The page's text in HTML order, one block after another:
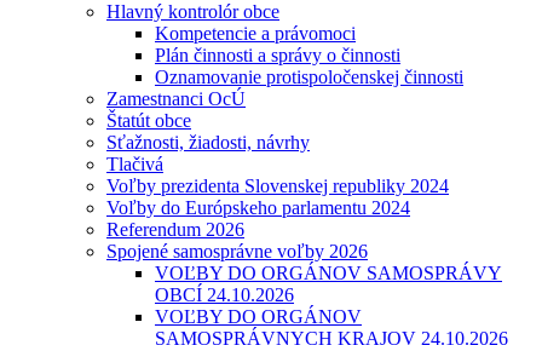
Hlavný kontrolór obce
Kompetencie a právomoci
Plán činnosti a správy o činnosti
Oznamovanie protispoločenskej činnosti
Zamestnanci OcÚ
Štatút obce
Sťažnosti, žiadosti, návrhy
Tlačivá
Voľby prezidenta Slovenskej republiky 2024
Voľby do Európskeho parlamentu 2024
Referendum 2026
Spojené samosprávne voľby 2026
VOĽBY DO ORGÁNOV SAMOSPRÁVY
OBCÍ 24.10.2026
VOĽBY DO ORGÁNOV
SAMOSPRÁVNYCH KRAJOV 24.10.2026